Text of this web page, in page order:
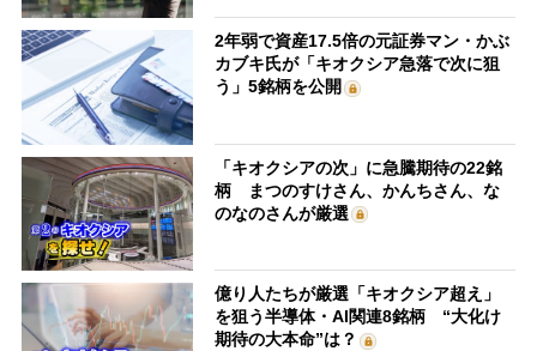
2年弱で資産17.5倍の元証券マン・かぶ
カブキ氏が「キオクシア急落で次に狙
う」5銘柄を公開
「キオクシアの次」に急騰期待の22銘
柄 まつのすけさん、かんちさん、な
のなのさんが厳選
億り人たちが厳選「キオクシア超え」
を狙う半導体・AI関連8銘柄 “大化け
期待の大本命”は？